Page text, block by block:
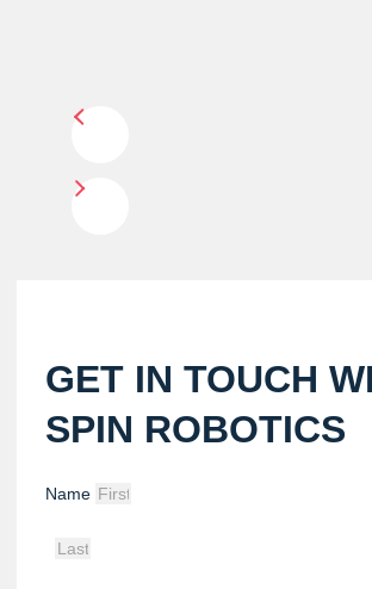
GET IN TOUCH
SPIN ROBOTICS
Name